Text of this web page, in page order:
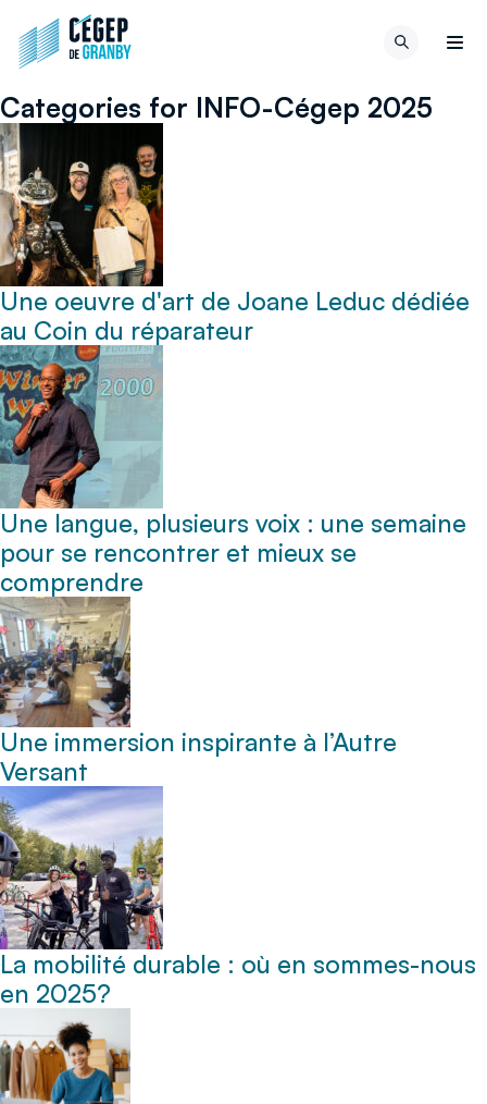
Aller au contenu
page
du
site
Categories for INFO-Cégep 2025
Une oeuvre d'art de Joane Leduc dédiée
au Coin du réparateur
Une langue, plusieurs voix : une semaine
pour se rencontrer et mieux se
comprendre
Une immersion inspirante à l’Autre
Versant
La mobilité durable : où en sommes-nous
en 2025?